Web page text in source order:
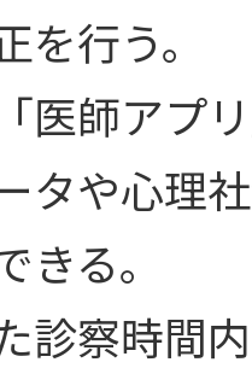
を行う。
医師アプ
タや心理
きる。
診察時間